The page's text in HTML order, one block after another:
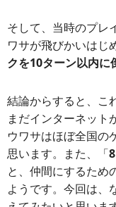
そして、当時のプレ
ワサが飛びかいはじ
クを10ターン以内に
結論からすると、こ
まだインターネット
ウワサはほぼ全国の
思います。また、「
と、仲間にするため
ようです。今回は、